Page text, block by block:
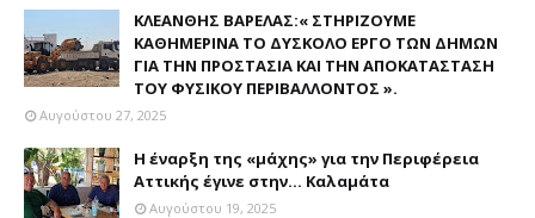
ΚΛΕΑΝΘΗΣ ΒΑΡΕΛΑΣ:« ΣΤΗΡΙΖΟΥΜΕ
ΚΑΘΗΜΕΡΙΝΑ ΤΟ ΔΥΣΚΟΛΟ ΕΡΓΟ ΤΩΝ ΔΗΜΩΝ
ΓΙΑ ΤΗΝ ΠΡΟΣΤΑΣΙΑ ΚΑΙ ΤΗΝ ΑΠΟΚΑΤΑΣΤΑΣΗ
ΤΟΥ ΦΥΣΙΚΟΥ ΠΕΡΙΒΑΛΛΟΝΤΟΣ ».
Αυγούστου 27, 2025
Η έναρξη της «μάχης» για την Περιφέρεια
Αττικής έγινε στην... Καλαμάτα
Αυγούστου 19, 2025